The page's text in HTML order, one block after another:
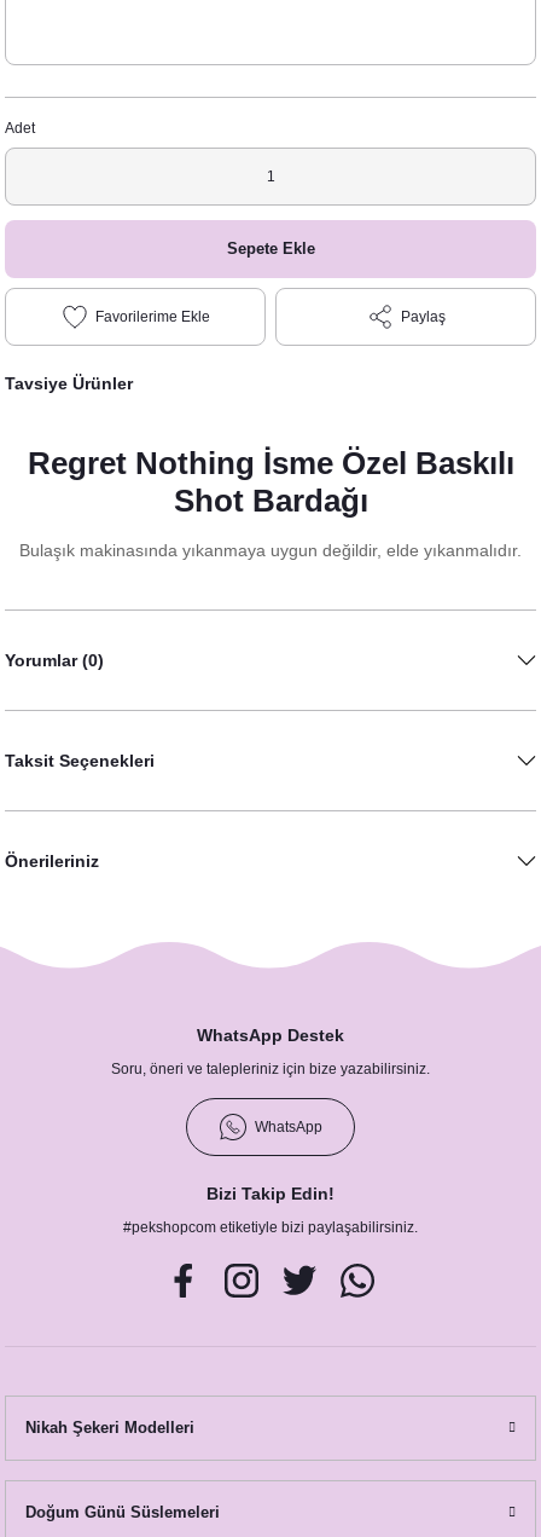
Adet
Sepete Ekle
Paylaş
Tavsiye Ürünler
Viski Konsept Bachelor Party İsme Özel Dövme
Bira Konsept Bachelor Party İsme Özel Dövme
Regret Nothing İsme Özel Baskılı
Shot Bardağı
Bulaşık makinasında yıkanmaya uygun değildir, elde yıkanmalıdır.
Yorumlar (0)
Taksit Seçenekleri
Önerileriniz
WhatsApp Destek
Soru, öneri ve talepleriniz için bize yazabilirsiniz.
WhatsApp
Bizi Takip Edin!
#pekshopcom etiketiyle bizi paylaşabilirsiniz.
Nikah Şekeri Modelleri
Doğum Günü Süslemeleri